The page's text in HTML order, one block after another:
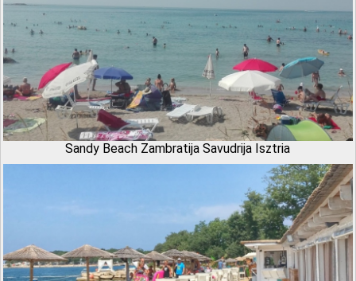
Sandy Beach Zambratija Savudrija Isztria